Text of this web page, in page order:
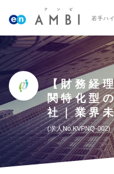
若手ハ
【財務経
関特化型
社｜業界
求人No.KVPNQ-002